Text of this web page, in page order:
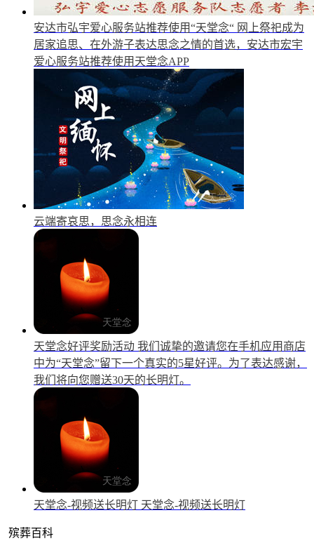
安达市弘宇爱心服务站推荐使用“天堂念“ 网上祭祀成为
居家追思、在外游子表达思念之情的首选，安达市宏宇
爱心服务站推荐使用天堂念APP
云端寄哀思，思念永相连
天堂念好评奖励活动 我们诚挚的邀请您在手机应用商店
中为“天堂念”留下一个真实的5星好评。为了表达感谢，
我们将向您赠送30天的长明灯。
天堂念-视频送长明灯 天堂念-视频送长明灯
殡葬百科